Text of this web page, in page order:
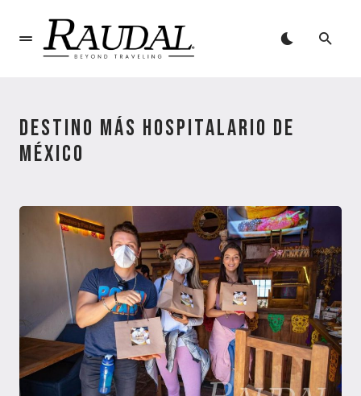
DESTINO MÁS HOSPITALARIO DE
MÉXICO